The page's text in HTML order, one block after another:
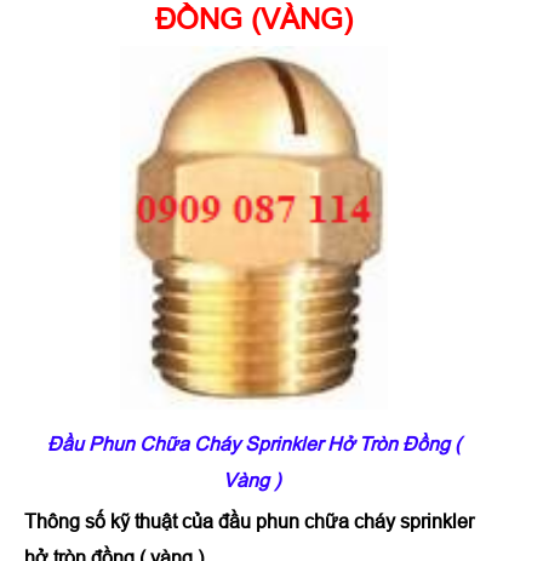
ĐỒNG (VÀNG)
Đầu Phun Chữa Cháy Sprinkler Hở Tròn Đồng (
Vàng )
Thông số kỹ thuật của đầu phun chữa cháy sprinkler